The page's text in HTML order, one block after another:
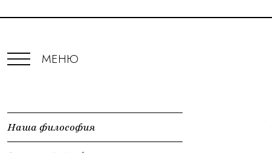
МЕНЮ
Наша философия